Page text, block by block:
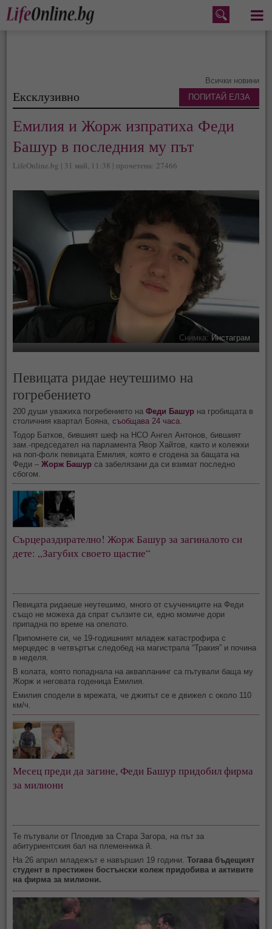
Меню
Всички новини
Ексклузивно
Емилия и Жорж изпратиха Феди
Башур в последния му път
LifeOnline.bg | 31 май, 11:38 | прочетена: 27466
Снимка: Инстаграм
Певицата ридае неутешимо на
гогребението
200 души уважиха погребението наФеди Башур на гробищата в
столичния квартал Бояна,съобщава 24 часа
Тодор Батков, бившият шеф на НСО Ангел Антонов, бившият
зам.-председател на парламента Явор Хайтов, както и колежки
на поп-фолк певицата Емилия, която е сгодена за бащата на
Феди –Жорж Башур са забелязани да си взимат последно
сбогом.
Сърцераздирателно! Жорж Башур за загиналото си
дете: „Загубих своето щастие“
Певицата ридаеше неутешимо, много от съучениците на Феди
също не можеха да спрат сълзите си, едно момиче дори
припадна по време на опелото.
Припомнете си, че 19-годишният младеж катастрофира с
мерцедес в четвъртък следобед на магистрала “Тракия” и почина
в неделя.
В колата, която попаднала на аквапланинг са пътували баща му
Жорж и неговата годеница Емилия.
Емилия сподели в мрежата, че джипът се е движел с около 110
км/ч.
Месец преди да загине, Феди Башур придобил фирма
за милиони
Те пътували от Пловдив за Стара Загора, на път за
абитуриентския бал на племенника й.
На 26 април младежът е навършил 19 години.Тогава бъдещият
студент в престижен бостънски колеж придобива и активите
на фирма за милиони.
ПОПИТАЙ ЕЛЗА